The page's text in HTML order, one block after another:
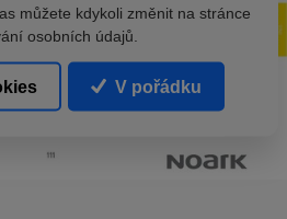
můžete kdykoli změnit na stránce
osobních údajů.
V pořádku